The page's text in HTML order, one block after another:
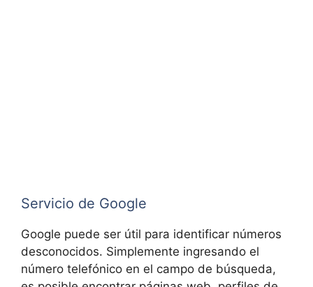
Servicio de Google
Google puede ser útil para identificar números
desconocidos. Simplemente ingresando el
número telefónico en el campo de búsqueda,